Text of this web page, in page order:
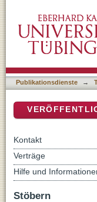
Publikationsdienste →
Kontakt
Verträge
Hilfe und
Stöbern